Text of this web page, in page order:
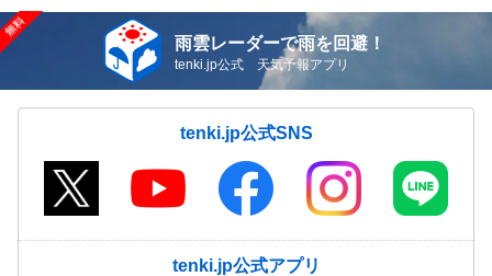
雨雲レーダーで雨を回避！
tenki.jp公式 天気予報アプリ
tenki.jp公式SNS
tenki.jp公式アプリ